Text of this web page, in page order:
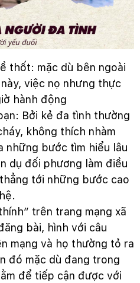
thốt: mặc dù bên ngoài
việc nọ nhưng thực
hành động
Bởi kẻ đa tình thường
không thích nhàm
những bước tìm hiểu lâu
dụ đối phương làm điều
tới những bước cao
trên trang mạng xã
bài, hình với câu
mạng và họ thường tỏ ra
đó mặc dù đang trong
để tiếp cận được với